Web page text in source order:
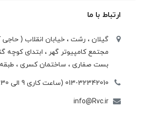
ارتباط با ما
گیلان ، رشت ، خيابان انقلاب ( حاجی
مجتمع كامپيوتر گهر ، ابتدای كوچه
بست صفاری ، ساختمان كسری ،
013-32342010 (ساعت کاری 9 الی 20:30)
info@Rvc.ir